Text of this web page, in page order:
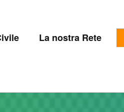
La nostra Rete